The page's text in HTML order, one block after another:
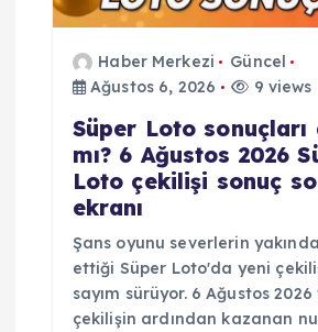
Haber Merkezi
Güncel
Ağustos 6, 2026
9 views
Süper Loto sonuçları
mı? 6 Ağustos 2026
Loto çekilişi sonuç
ekranı
Şans oyunu severlerin
ettiği Süper Loto'da yeni
sayım sürüyor. 6 Ağustos
çekilişin ardından kazanan